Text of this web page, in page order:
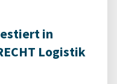
in
Logistik